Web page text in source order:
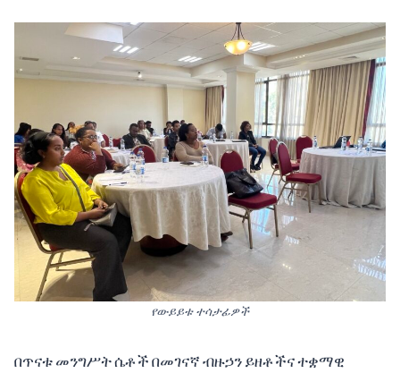
የውይይቱ ተሳታፊዎች
በጥናቱ መንግሥት ሴቶች በመገናኛ ብዙኃን ይዘቶችና ተቋማዊ